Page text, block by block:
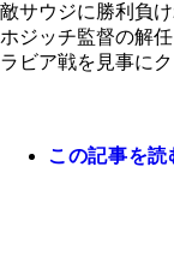
いまや
で、宿
敵サウジに勝利負
ホジッチ監督の解
ラビア戦を見事に
この記事を読